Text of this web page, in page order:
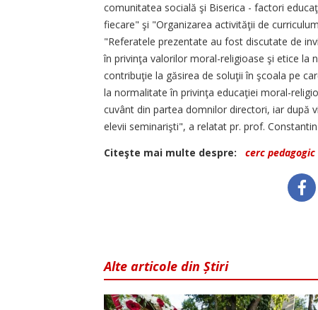
comunitatea socială şi Biserica - factori
fiecare" şi "Organizarea activităţii de
"Referatele prezentate au fost discutate de
în privinţa valorilor moral-religioase şi etice la
contribuţie la găsirea de soluţii în şcoala pe
la normalitate în privinţa educaţiei moral-
cuvânt din partea domnilor directori, iar după
elevii seminarişti", a relatat pr. prof.
Citeşte mai multe despre:
cerc pedagogic
Alte articole din Știri